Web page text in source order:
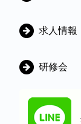
ー
求人情報
研修会